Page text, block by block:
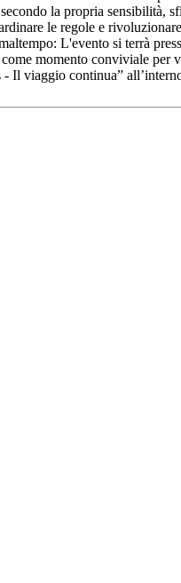
la propria sensibilità,
le regole e
L'evento si terrà
momento conviviale per
viaggio continua”